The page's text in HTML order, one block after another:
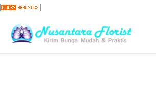
Skip
content